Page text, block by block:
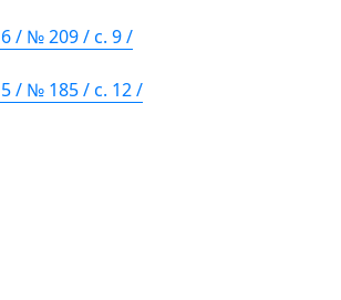
/ № 209 / с. 9 /
/ № 185 / с. 12 /